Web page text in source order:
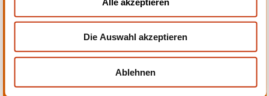
Die Auswahl akzeptieren
Ablehnen
Transport, Innerbetriebliches
Transportwesen